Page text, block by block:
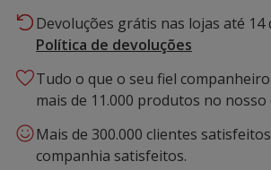
Devoluções grátis nas lojas até 14
Política de devoluções
Tudo o que o seu fiel
mais de 11.000 produtos no nosso
Mais de 300.000 clientes
companhia satisfeitos.